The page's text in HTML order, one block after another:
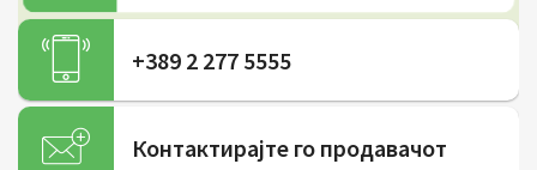
+389 2 277 5555
Контактирајте го продавачот